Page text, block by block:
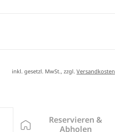
inkl. gesetzl. MwSt., zzgl.Versandkosten
Reservieren &
Abholen